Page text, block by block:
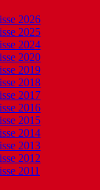
2026
2025
2024
2020
2019
2018
2017
2016
2015
2014
2013
2012
2011